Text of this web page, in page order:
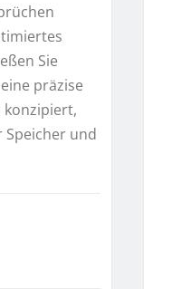
Sie
präzise
konzipiert,
Speicher und